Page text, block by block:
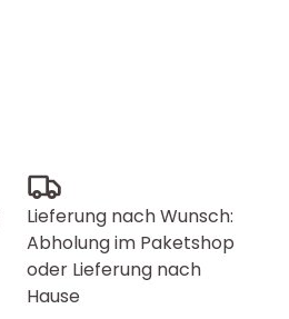
Lieferung nach Wunsch:
Abholung im Paketshop
oder Lieferung nach
Hause